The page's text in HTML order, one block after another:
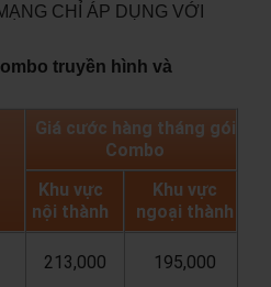
CHỈ ÁP DỤNG VỚI
truyền hình và
Giá cước hàng tháng gói
Combo
Khu vực
nội thành
Khu vực
ngoại thành
213,000 195,000